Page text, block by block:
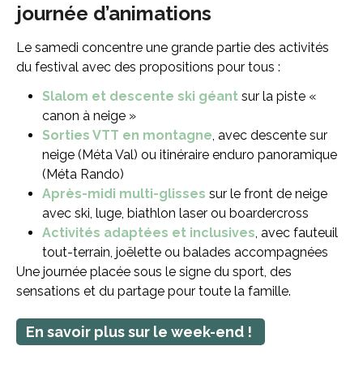
journée d’animations
Le samedi concentre une grande partie des activités
du festival avec des propositions pour tous :
Slalom et descente ski géant sur la piste «
canon à neige »
Sorties VTT en montagne , avec descente sur
neige (Méta Val) ou itinéraire enduro panoramique
(Méta Rando)
Après-midi multi-glisses sur le front de neige
avec ski, luge, biathlon laser ou boardercross
Activités adaptées et inclusives , avec fauteuil
tout-terrain, joëlette ou balades accompagnées
Une journée placée sous le signe du sport, des
sensations et du partage pour toute la famille.
En savoir plus sur le week-end !